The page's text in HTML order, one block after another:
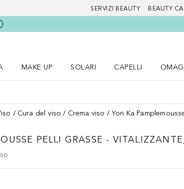
SERVIZI BEAUTY BEAUTY
Home
MAKE UP
SOLARI
CAPELLI
Cura del viso Crema viso Yon Ka
PELLI GRASSE -